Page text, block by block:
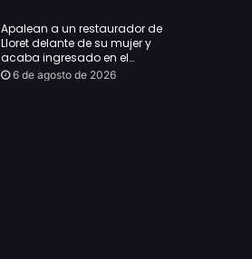
Apalean a un restaurador de
Lloret delante de su mujer y
acaba ingresado en el
Hospital Vall d’Hebron
6 de agosto de 2026